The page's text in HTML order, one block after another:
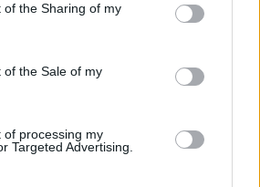
of the Sharing of my
of the Sale of my
of processing my
Targeted Advertising.
προσφέροντας έτσι
μεγαλύτερη διάρκεια ζωής
την απόλυτη άνεση
μαξιλαριού Classic Memory
έναν ξεκούραστο ύπνο κάθε